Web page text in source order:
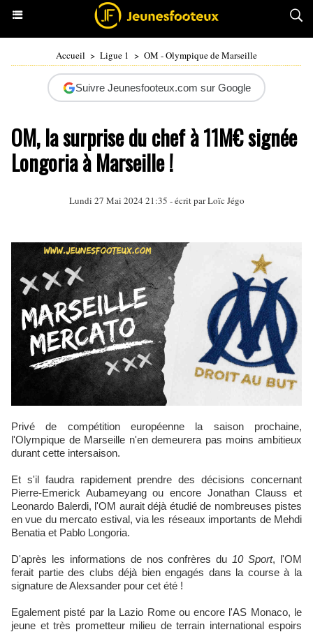
Accueil > Ligue 1 > OM - Olympique de Marseille
Suivre Jeunesfooteux.com sur Google
OM, la surprise du chef à 11M€ signée
Longoria à Marseille !
Lundi 27 Mai 2024 21:35 - écrit parLoïc Jégo
Privé de compétition européenne la saison prochaine,
l'Olympique de Marseille n'en demeurera pas moins ambitieux
durant cette intersaison.
Et s'il faudra rapidement prendre des décisions concernant
Pierre-Emerick Aubameyang ou encore Jonathan Clauss et
Leonardo Balerdi, l'OM aurait déjà étudié de nombreuses pistes
en vue du mercato estival, via les réseaux importants de Mehdi
Benatia et Pablo Longoria.
D'après les informations de nos confrères du 10 Sport, l'OM
ferait partie des clubs déjà bien engagés dans la course à la
signature de Alexsander pour cet été !
Egalement pisté par la Lazio Rome ou encore l'AS Monaco, le
jeune et très prometteur milieu de terrain international espoirs